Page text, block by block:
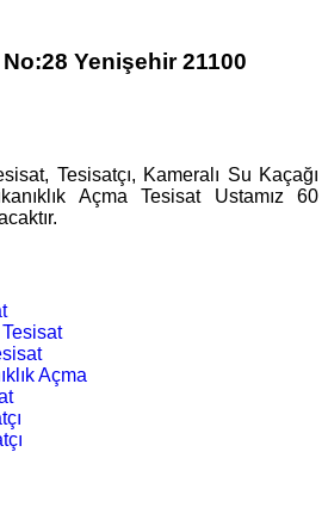
Yenişehir 21100
Tesisatçı, Kameralı Su Kaçağı
Açma Tesisat Ustamız 60
Açma